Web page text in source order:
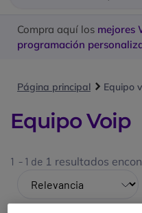
Compra aquí los mejores
programación
Página principal Equipo
Equipo Voip
1 - 1 de 1 resultados